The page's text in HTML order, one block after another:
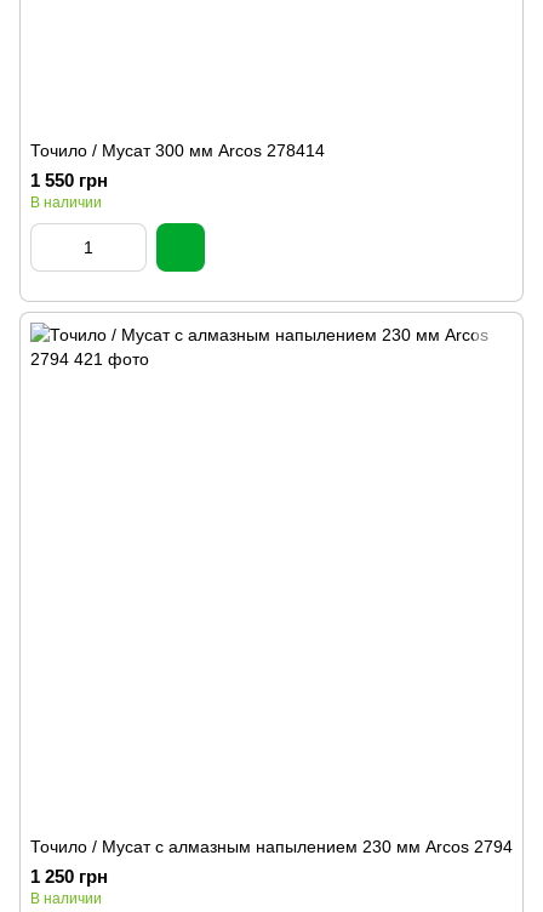
Точило / Мусат 300 мм Arcos 278414
1 550 грн
В наличии
Точило / Мусат с алмазным напылением 230 мм Arcos 2794
1 250 грн
В наличии